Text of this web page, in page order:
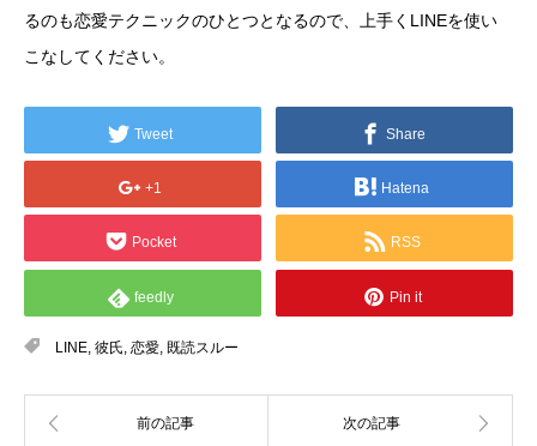
るのも恋愛テクニックのひとつとなるので、上手くLINEを使い
こなしてください。
Tweet Share
+1 Hatena
Pocket RSS
feedly Pin it
LINE, 彼氏, 恋愛, 既読スルー